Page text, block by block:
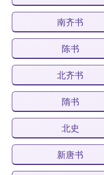
南齐书
陈书
北齐书
隋书
北史
新唐书